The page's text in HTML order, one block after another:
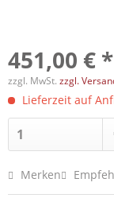
451,00 € *
zzgl. MwSt. zzgl.
Lieferzeit auf
Merken